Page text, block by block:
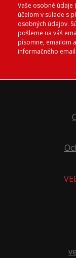
Vaše osobné údaje
účelom v súlade s
osobných údajov.
pošleme na váš
písomne, emailom
informačného